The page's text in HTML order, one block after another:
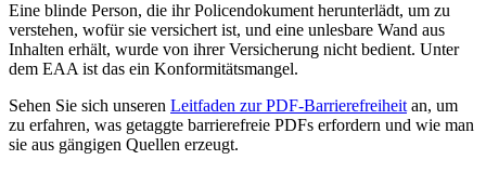
Eine blinde Person, die ihr Policendokument herunterlädt, um zu
verstehen, wofür sie versichert ist, und eine unlesbare Wand aus
Inhalten erhält, wurde von ihrer Versicherung nicht bedient. Unter
dem EAA ist das ein Konformitätsmangel.
Sehen Sie sich unseren Leitfaden zur PDF-Barrierefreiheit an, um
zu erfahren, was getaggte barrierefreie PDFs erfordern und wie man
sie aus gängigen Quellen erzeugt.